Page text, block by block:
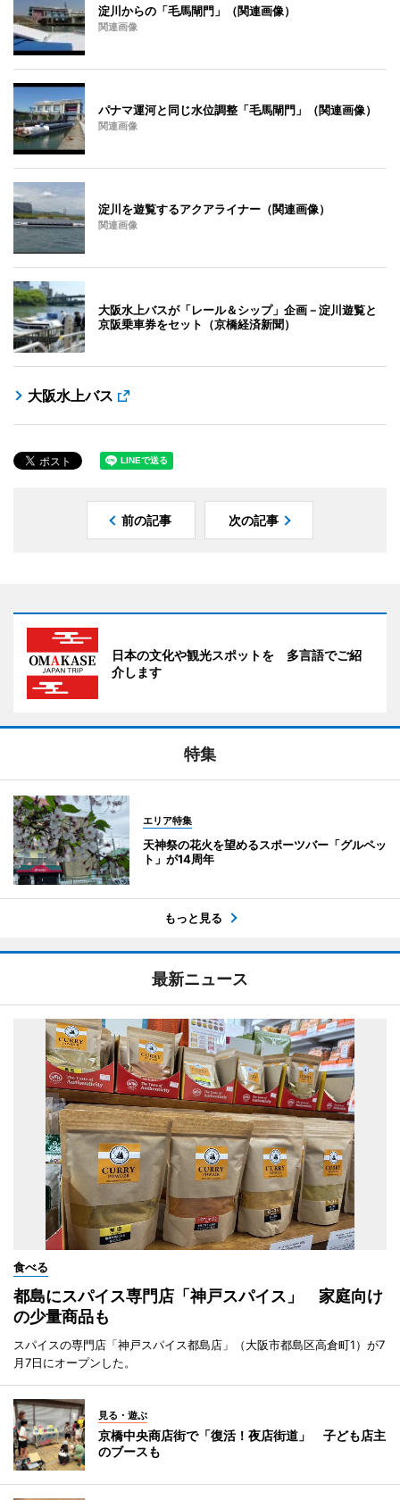
淀川からの「毛馬閘門」（関連画像）
関連画像
パナマ運河と同じ水位調整「毛馬閘門」（関連画像）
関連画像
淀川を遊覧するアクアライナー（関連画像）
関連画像
大阪水上バスが「レール＆シップ」企画－淀川遊覧と
京阪乗車券をセット（京橋経済新聞）
大阪水上バス
前の記事 次の記事
日本の文化や観光スポットを 多言語でご紹
介します
特集
エリア特集
天神祭の花火を望めるスポーツバー「グルペッ
ト」が14周年
もっと見る
最新ニュース
食べる
都島にスパイス専門店「神戸スパイス」 家庭向け
の少量商品も
スパイスの専門店「神戸スパイス都島店」（大阪市都島区高倉町1）が7
月7日にオープンした。
見る・遊ぶ
京橋中央商店街で「復活！夜店街道」 子ども店主
のブースも